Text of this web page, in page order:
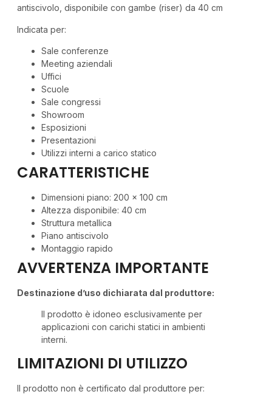
antiscivolo, disponibile con gambe (riser) da 40 cm
Indicata per:
Sale conferenze
Meeting aziendali
Uffici
Scuole
Sale congressi
Showroom
Esposizioni
Presentazioni
Utilizzi interni a carico statico
CARATTERISTICHE
Dimensioni piano: 200 x 100 cm
Altezza disponibile: 40 cm
Struttura metallica
Piano antiscivolo
Montaggio rapido
AVVERTENZA IMPORTANTE
Destinazione d’uso dichiarata dal produttore:
Il prodotto è idoneo esclusivamente per
applicazioni con carichi statici in ambienti
interni.
LIMITAZIONI DI UTILIZZO
Il prodotto non è certificato dal produttore per: